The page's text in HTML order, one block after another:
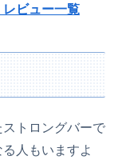
ビュー一覧
トロングバーで
人もいますよ